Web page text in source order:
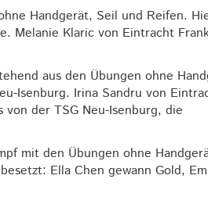
Handgerät, Seil und Reifen.
Melanie Klaric von Eintracht
aus den Übungen ohne
Isenburg. Irina Sandru von
der TSG Neu-Isenburg, die
mit den Übungen ohne
Ella Chen gewann Gold,